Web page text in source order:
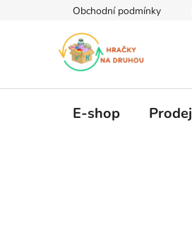
Obchodní podmínky
E-shop Prodej